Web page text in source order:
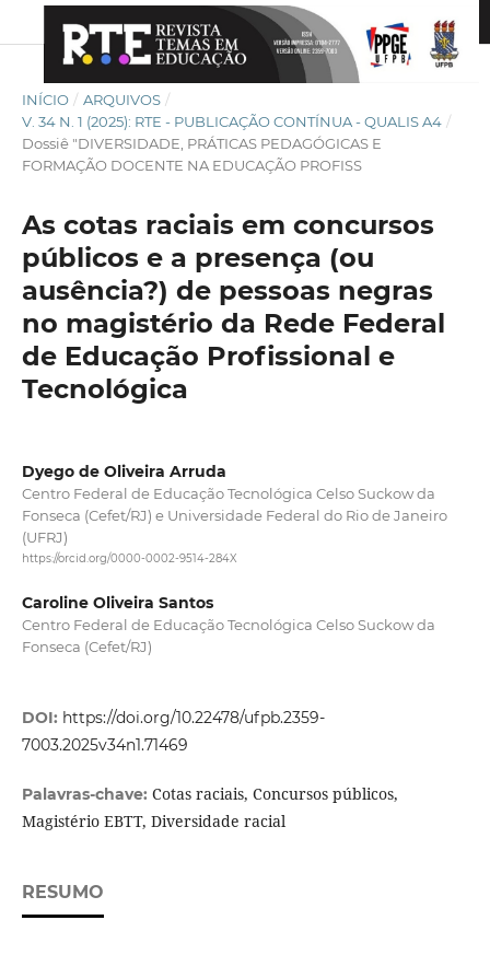
INÍCIO / ARQUIVOS /
V. 34 N. 1 (2025): RTE - PUBLICAÇÃO CONTÍNUA - QUALIS A4 /
Dossiê "DIVERSIDADE, PRÁTICAS PEDAGÓGICAS E
FORMAÇÃO DOCENTE NA EDUCAÇÃO PROFISS
As cotas raciais em concursos
públicos e a presença (ou
ausência?) de pessoas negras
no magistério da Rede Federal
de Educação Profissional e
Tecnológica
Dyego de Oliveira Arruda
Centro Federal de Educação Tecnológica Celso Suckow da
Fonseca (Cefet/RJ) e Universidade Federal do Rio de Janeiro
(UFRJ)
https://orcid.org/0000-0002-9514-284X
Caroline Oliveira Santos
Centro Federal de Educação Tecnológica Celso Suckow da
Fonseca (Cefet/RJ)
DOI: https://doi.org/10.22478/ufpb.2359-
7003.2025v34n1.71469
Palavras-chave: Cotas raciais, Concursos públicos,
Magistério EBTT, Diversidade racial
RESUMO